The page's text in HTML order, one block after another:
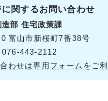
関するお問い合わせ
部 住宅政策課
富山市新桜町7番38号
076-443-2112
わせは専用フォームをご利